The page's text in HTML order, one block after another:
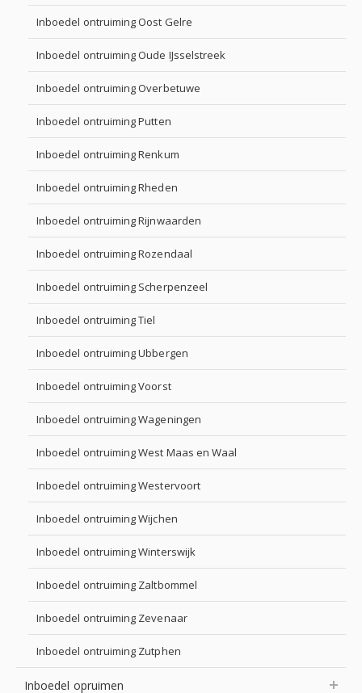
Inboedel ontruiming Oost Gelre
Inboedel ontruiming Oude IJsselstreek
Inboedel ontruiming Overbetuwe
Inboedel ontruiming Putten
Inboedel ontruiming Renkum
Inboedel ontruiming Rheden
Inboedel ontruiming Rijnwaarden
Inboedel ontruiming Rozendaal
Inboedel ontruiming Scherpenzeel
Inboedel ontruiming Tiel
Inboedel ontruiming Ubbergen
Inboedel ontruiming Voorst
Inboedel ontruiming Wageningen
Inboedel ontruiming West Maas en Waal
Inboedel ontruiming Westervoort
Inboedel ontruiming Wijchen
Inboedel ontruiming Winterswijk
Inboedel ontruiming Zaltbommel
Inboedel ontruiming Zevenaar
Inboedel ontruiming Zutphen
Inboedel opruimen